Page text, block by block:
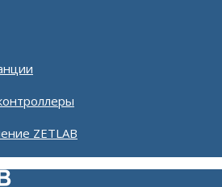
ZETLAB